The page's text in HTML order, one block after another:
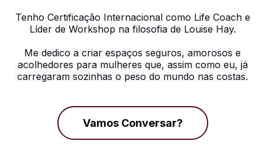
Tenho Certificação Internacional como Life Coach e
Líder de Workshop na filosofia de Louise Hay.
Me dedico a criar espaços seguros, amorosos e
acolhedores para mulheres que, assim como eu, já
carregaram sozinhas o peso do mundo nas costas.
Vamos Conversar?